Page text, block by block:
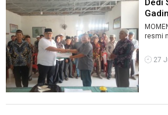
Dedi
resmi
27